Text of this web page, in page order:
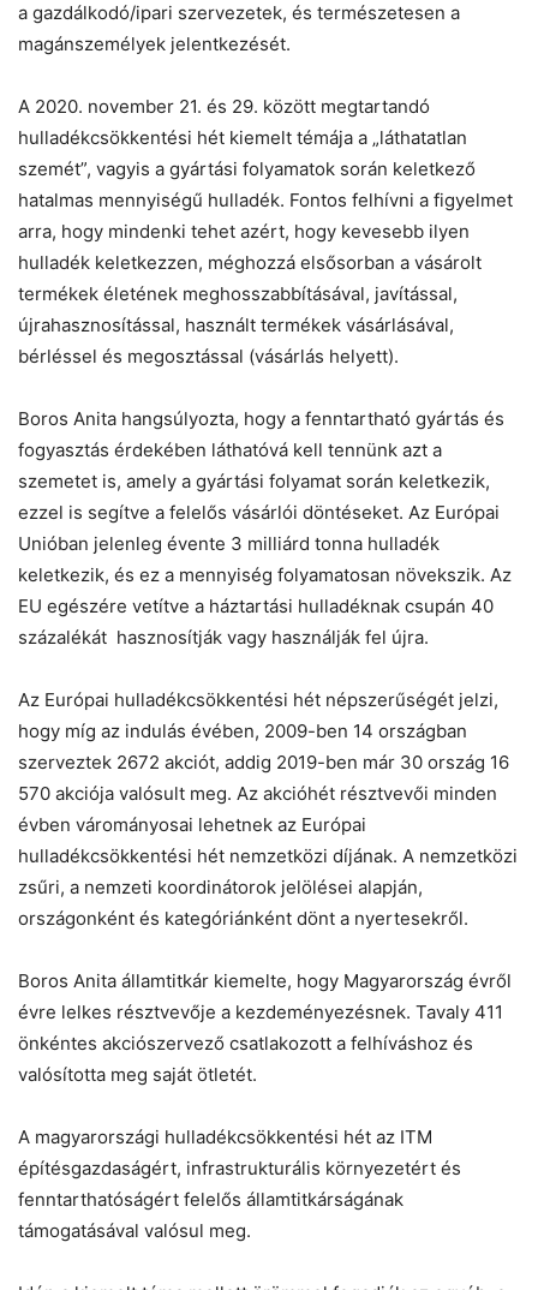
a gazdálkodó/ipari szervezetek, és természetesen a
magánszemélyek jelentkezését.
A 2020. november 21. és 29. között megtartandó
hulladékcsökkentési hét kiemelt témája a „láthatatlan
szemét”, vagyis a gyártási folyamatok során keletkező
hatalmas mennyiségű hulladék. Fontos felhívni a figyelmet
arra, hogy mindenki tehet azért, hogy kevesebb ilyen
hulladék keletkezzen, méghozzá elsősorban a vásárolt
termékek életének meghosszabbításával, javítással,
újrahasznosítással, használt termékek vásárlásával,
bérléssel és megosztással (vásárlás helyett).
Boros Anita hangsúlyozta, hogy a fenntartható gyártás és
fogyasztás érdekében láthatóvá kell tennünk azt a
szemetet is, amely a gyártási folyamat során keletkezik,
ezzel is segítve a felelős vásárlói döntéseket. Az Európai
Unióban jelenleg évente 3 milliárd tonna hulladék
keletkezik, és ez a mennyiség folyamatosan növekszik. Az
EU egészére vetítve a háztartási hulladéknak csupán 40
százalékát hasznosítják vagy használják fel újra.
Az Európai hulladékcsökkentési hét népszerűségét jelzi,
hogy míg az indulás évében, 2009-ben 14 országban
szerveztek 2672 akciót, addig 2019-ben már 30 ország 16
570 akciója valósult meg. Az akcióhét résztvevői minden
évben várományosai lehetnek az Európai
hulladékcsökkentési hét nemzetközi díjának. A nemzetközi
zsűri, a nemzeti koordinátorok jelölései alapján,
országonként és kategóriánként dönt a nyertesekről.
Boros Anita államtitkár kiemelte, hogy Magyarország évről
évre lelkes résztvevője a kezdeményezésnek. Tavaly 411
önkéntes akciószervező csatlakozott a felhíváshoz és
valósította meg saját ötletét.
A magyarországi hulladékcsökkentési hét az ITM
építésgazdaságért, infrastrukturális környezetért és
fenntarthatóságért felelős államtitkárságának
támogatásával valósul meg.